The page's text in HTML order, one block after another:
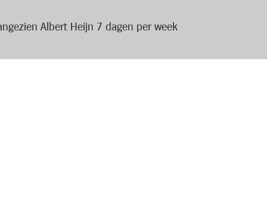
Albert Heijn 7 dagen per week